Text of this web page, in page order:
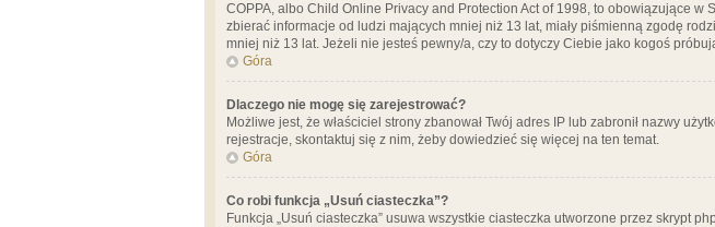
COPPA, albo Child Online Privacy and Protection Act of 1998, to obowiązujące
zbierać informacje od ludzi mających mniej niż 13 lat, miały piśmienną zgodę
mniej niż 13 lat. Jeżeli nie jesteś pewny/a, czy to dotyczy Ciebie jako kogoś
Góra
Dlaczego nie mogę się zarejestrować?
Możliwe jest, że właściciel strony zbanował Twój adres IP lub zabronił nazwy
rejestracje, skontaktuj się z nim, żeby dowiedzieć się więcej na ten temat.
Góra
Co robi funkcja „Usuń ciasteczka”?
Funkcja „Usuń ciasteczka” usuwa wszystkie ciasteczka utworzone przez skrypt